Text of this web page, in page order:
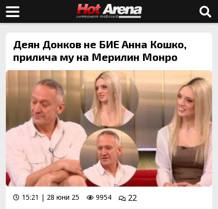
Деян Донков не БИЕ Анна Кошко,
прилича му на Мерилин Монро
15:21 | 28 юни 25 9954
22